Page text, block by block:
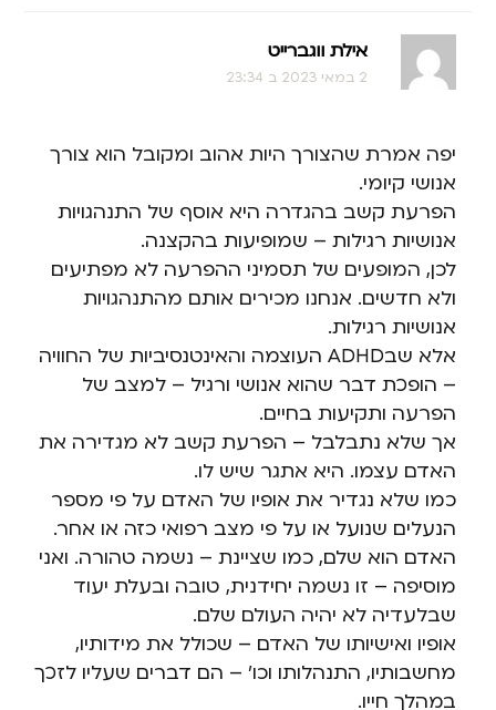
אילת ווגברייט
2 במאי 2023 ב 23:34
יפה אמרת שהצורך היות אהוב ומקובל הוא צורך
אנושי קיומי.
הפרעת קשב בהגדרה היא אוסף של התנהגויות
אנושיות רגילות – שמופיעות בהקצנה.
לכן, המופעים של תסמיני ההפרעה לא מפתיעים
ולא חדשים. אנחנו מכירים אותם מהתנהגויות
אנושיות רגילות.
אלא שבADHD העוצמה והאינטנסיביות של החוויה
– הופכת דבר שהוא אנושי ורגיל – למצב של
הפרעה ותקיעות בחיים.
אך שלא נתבלבל – הפרעת קשב לא מגדירה את
האדם עצמו. היא אתגר שיש לו.
כמו שלא נגדיר את אופיו של האדם על פי מספר
הנעלים שנועל או על פי מצב רפואי כזה או אחר.
האדם הוא שלם, כמו שציינת – נשמה טהורה. ואני
מוסיפה – זו נשמה יחידנית, טובה ובעלת יעוד
שבלעדיה לא יהיה העולם שלם.
אופיו ואישיותו של האדם – שכולל את מידותיו,
מחשבותיו, התנהלותו וכו’ – הם דברים שעליו לזכך
במהלך חייו.